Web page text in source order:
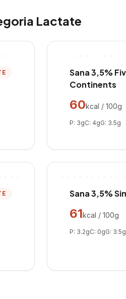
Lactate
Sana 3,5%
Continents
60kcal / 100g
P: 3gC: 4gG: 3.5g
Sana 3,5%
61kcal / 100g
P: 3.2gC: 0gG: 3.5g